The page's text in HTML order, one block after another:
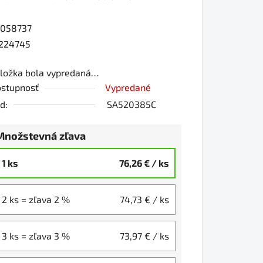
bola vypredaná…
Vypredané
SA520385C
zľava
1 ks 76,26 € / ks
2 ks = zľava 2 % 74,73 € / ks
3 ks = zľava 3 % 73,97 € / ks